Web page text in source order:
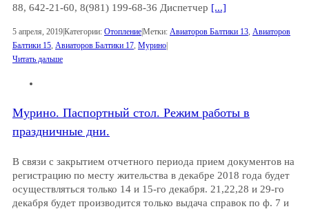
88, 642-21-60, 8(981) 199-68-36 Диспетчер [...]
5 апреля, 2019Категории: ОтоплениеМетки: Авиаторов Балтики 13, Авиаторов
Балтики 15, Авиаторов Балтики 17, Мурино
Читать дальше
Мурино. Паспортный стол. Режим работы в
праздничные дни.
В связи с закрытием отчетного периода прием документов на
регистрацию по месту жительства в декабре 2018 года будет
осуществляться только 14 и 15-го декабря. 21,22,28 и 29-го
декабря будет производится только выдача справок по ф. 7 и